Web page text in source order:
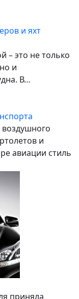
и яхт
– это не только
и
В…
и
авиации стиль
приняла